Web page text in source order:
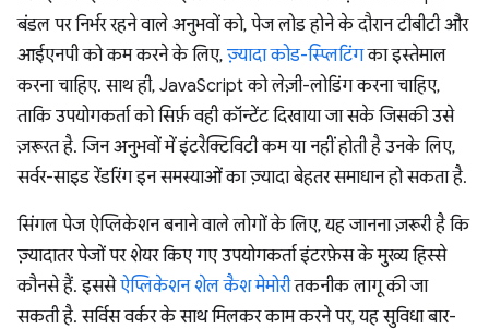
बंडल पर निर्भर रहने वाले अनुभवों को, पेज लोड होने के दौरान टीबीटी और
आईएनपी को कम करने के लिए, ज़्यादा कोड-स्प्लिटिंगका इस्तेमाल
करना चाहिए. साथ ही, JavaScript को लेज़ी-लोडिंग करना चाहिए,
ताकि उपयोगकर्ता को सिर्फ़ वही कॉन्टेंट दिखाया जा सके जिसकी उसे
ज़रूरत है. जिन अनुभवों में इंटरैक्टिविटी कम या नहीं होती है उनके लिए,
सर्वर-साइड रेंडरिंग इन समस्याओं का ज़्यादा बेहतर समाधान हो सकता है.
सिंगल पेज ऐप्लिकेशन बनाने वाले लोगों के लिए, यह जानना ज़रूरी है कि
ज़्यादातर पेजों पर शेयर किए गए उपयोगकर्ता इंटरफ़ेस के मुख्य हिस्से
कौनसे हैं. इससेऐप्लिकेशन शेल कैश मेमोरीतकनीक लागू की जा
सकती है. सर्विस वर्कर के साथ मिलकर काम करने पर, यह सुविधा बार-